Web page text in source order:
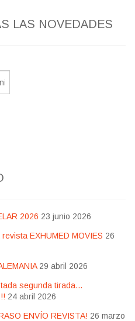
LAS NOVEDADES
2026 23 junio 2026
EXHUMED MOVIES 26
29 abril 2026
segunda tirada…
24 abril 2026
ENVÍO REVISTA! 26 marzo